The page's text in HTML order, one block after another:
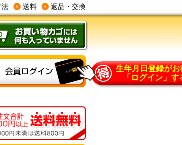
返品・交換
送料
法
生年月日登録がお
「ログイン」